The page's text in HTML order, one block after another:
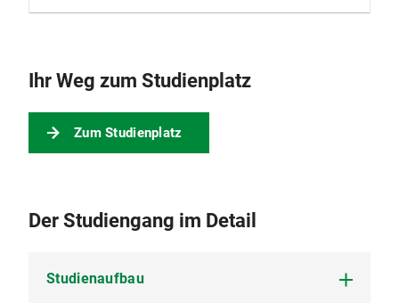
Beiträge
Solidarbeitrag Semesterticket.
Studentenwerk
Ihr Weg zum Studienplatz
Zum Studienplatz
Der Studiengang im Detail
Studienaufbau